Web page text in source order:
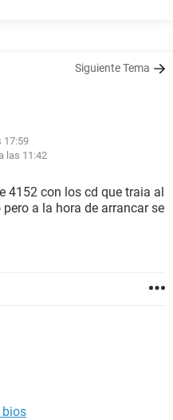
Siguiente Tema
17:59
las 11:42
4152 con los cd que traia al
a la hora de arrancar se
bios